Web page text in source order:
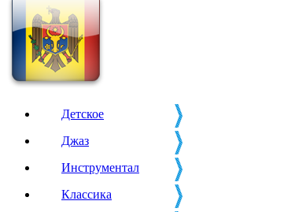
Детское
Джаз
Инструментал
Классика